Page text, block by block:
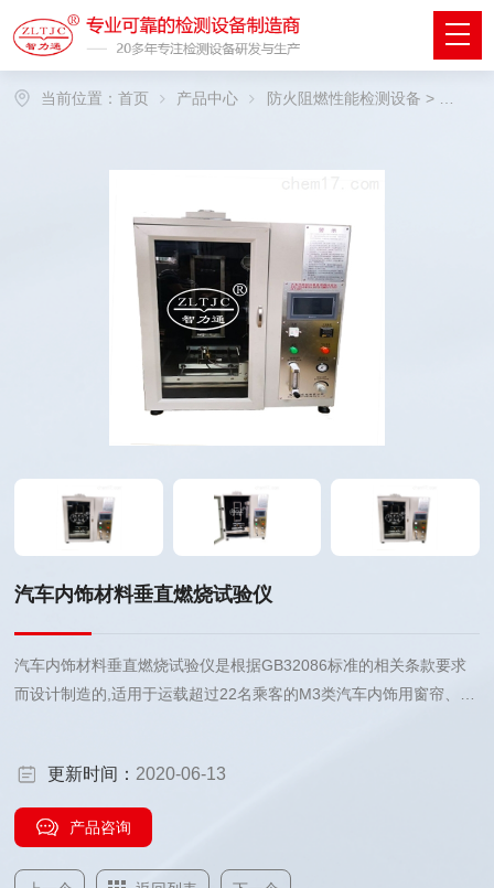
当前位置：首页 产品中心 防火阻燃性能检测设备 >
汽车内饰材料垂直燃烧试验仪
汽车内饰材料垂直燃烧试验仪是根据GB32086标准的相关条款要求
而设计制造的,适用于运载超过22名乘客的M3类汽车内饰用窗帘、遮
更新时间： 2020-06-13
产品咨询